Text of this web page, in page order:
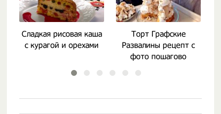
Сладкая рисовая каша
с курагой и орехами
Торт Графские
Развалины рецепт с
фото пошагово